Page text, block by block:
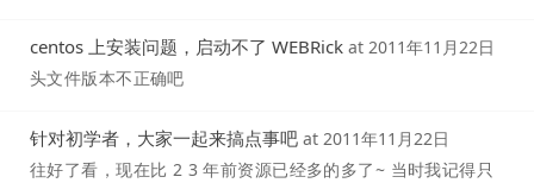
centos 上安装问题，启动不了 WEBRick at 2011年11月22日
头文件版本不正确吧
针对初学者，大家一起来搞点事吧 at 2011年11月22日
往好了看，现在比 2 3 年前资源已经多的多了~ 当时我记得只